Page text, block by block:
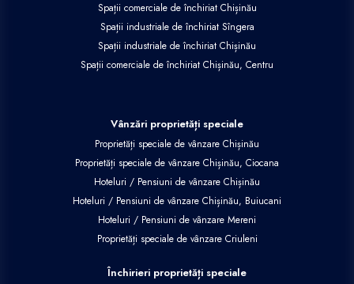
Spații comerciale de închiriat Chișinău
Spații industriale de închiriat Sîngera
Spații industriale de închiriat Chișinău
Spații comerciale de închiriat Chișinău, Centru
Vânzări proprietăți speciale
Proprietăți speciale de vânzare Chișinău
Proprietăți speciale de vânzare Chișinău, Ciocana
Hoteluri / Pensiuni de vânzare Chișinău
Hoteluri / Pensiuni de vânzare Chișinău, Buiucani
Hoteluri / Pensiuni de vânzare Mereni
Proprietăți speciale de vânzare Criuleni
Închirieri proprietăți speciale